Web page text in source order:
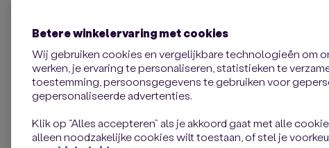
Betere winkelervaring met cookies
Wij gebruiken cookies en vergelijkbare technologieën om
werken, je ervaring te personaliseren, statistieken te
toestemming, persoonsgegevens te gebruiken voor
gepersonaliseerde advertenties.
Klik op “Alles accepteren” als je akkoord gaat met alle
alleen noodzakelijke cookies wilt toestaan, of stel je